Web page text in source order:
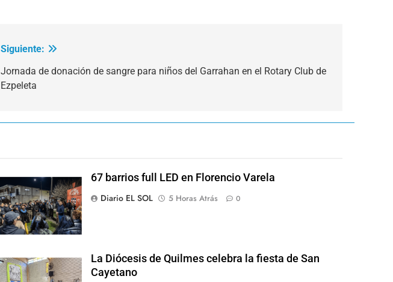
Siguiente:
Jornada de donación de sangre para niños del Garrahan en el Rotary Club de
Ezpeleta
67 barrios full LED en Florencio Varela
Diario EL SOL
5 Horas Atrás 0
La Diócesis de Quilmes celebra la fiesta de San
Cayetano